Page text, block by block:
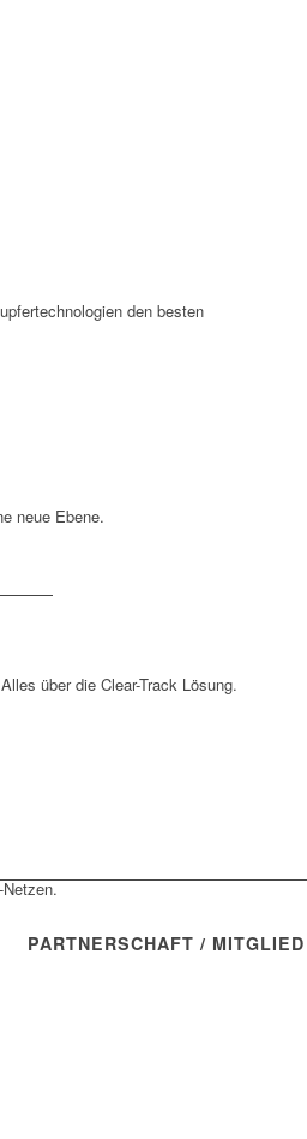
den besten
neue Ebene.
über die Clear-Track Lösung.
PARTNERSCHAFT / MITGLIED